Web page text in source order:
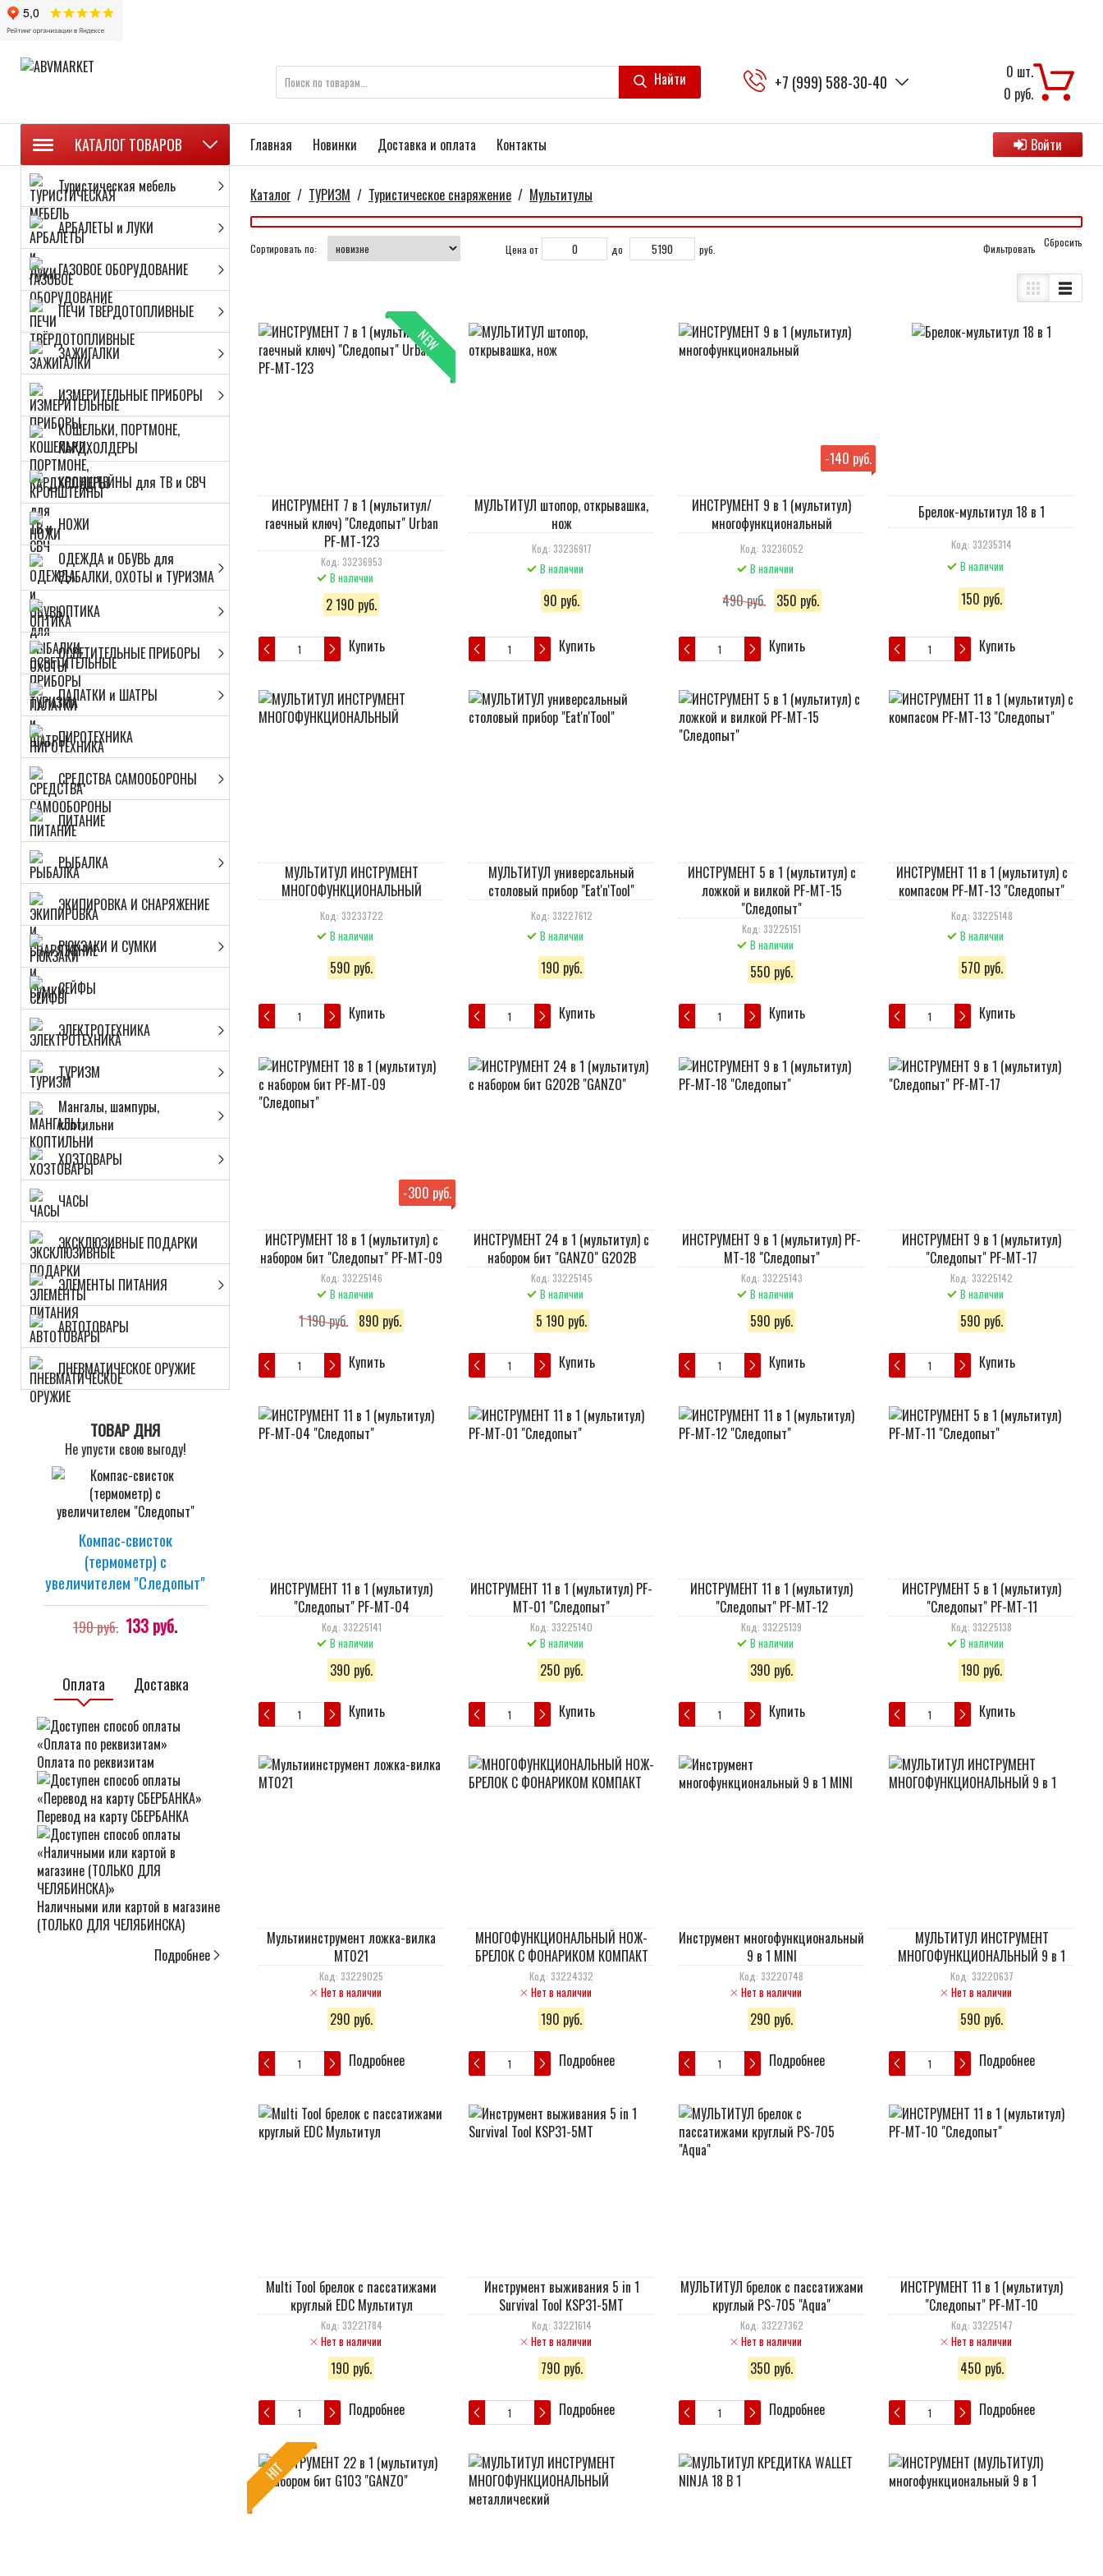
Найти +7 (999) 588-30-40 0 шт.
0 руб.
КАТАЛОГ ТОВАРОВ
Туристическая мебель
АРБАЛЕТЫ и ЛУКИ
ГАЗОВОЕ ОБОРУДОВАНИЕ
ПЕЧИ ТВЁРДОТОПЛИВНЫЕ
ЗАЖИГАЛКИ
ИЗМЕРИТЕЛЬНЫЕ ПРИБОРЫ
КОШЕЛЬКИ, ПОРТМОНЕ,
КАРДХОЛДЕРЫ
КРОНШТЕЙНЫ для ТВ и СВЧ
НОЖИ
ОДЕЖДА и ОБУВЬ для
РЫБАЛКИ, ОХОТЫ и ТУРИЗМА
ОПТИКА
ОСВЕТИТЕЛЬНЫЕ ПРИБОРЫ
ПАЛАТКИ и ШАТРЫ
ПИРОТЕХНИКА
СРЕДСТВА САМООБОРОНЫ
ПИТАНИЕ
РЫБАЛКА
ЭКИПИРОВКА И СНАРЯЖЕНИЕ
РЮКЗАКИ И СУМКИ
СЕЙФЫ
ЭЛЕКТРОТЕХНИКА
ТУРИЗМ
Мангалы, шампуры,
коптильни
ХОЗТОВАРЫ
ЧАСЫ
ЭКСКЛЮЗИВНЫЕ ПОДАРКИ
ЭЛЕМЕНТЫ ПИТАНИЯ
АВТОТОВАРЫ
ПНЕВМАТИЧЕСКОЕ ОРУЖИЕ
ТОВАР ДНЯ
Не упусти свою выгоду!
Компас-свисток
(термометр) с
увеличителем "Cледопыт"
190 руб. 133 руб.
Оплата Доставка
Оплата по реквизитам
Перевод на карту СБЕРБАНКА
Наличными или картой в магазине
(ТОЛЬКО ДЛЯ ЧЕЛЯБИНСКА)
Подробнее
Главная Новинки Доставка и оплата Контакты Войти
Каталог / ТУРИЗМ / Туристическое снаряжение / Мультитулы
Сортировать по: Цена от до руб. Cбросить
NEW
ИНСТРУМЕНТ 7 в 1 (мультитул/
гаечный ключ) "Следопыт" Urban
PF-MT-123
Код: 33236953
В наличии
2 190 руб.
Купить
МУЛЬТИТУЛ штопор, открывашка,
нож
Код: 33236917
В наличии
90 руб.
Купить
-140 руб.
ИНСТРУМЕНТ 9 в 1 (мультитул)
многофункциональный
Код: 33236052
В наличии
490 руб. 350 руб.
Купить
Брелок-мультитул 18 в 1
Код: 33235314
В наличии
150 руб.
Купить
МУЛЬТИТУЛ ИНСТРУМЕНТ
МНОГОФУНКЦИОНАЛЬНЫЙ
Код: 33233722
В наличии
590 руб.
Купить
МУЛЬТИТУЛ универсальный
столовый прибор "Eat'n'Tool"
Код: 33227612
В наличии
190 руб.
Купить
ИНСТРУМЕНТ 5 в 1 (мультитул) с
ложкой и вилкой PF-MT-15
"Следопыт"
Код: 33225151
В наличии
550 руб.
Купить
ИНСТРУМЕНТ 11 в 1 (мультитул) с
компасом PF-MT-13 "Следопыт"
Код: 33225148
В наличии
570 руб.
Купить
-300 руб.
ИНСТРУМЕНТ 18 в 1 (мультитул) с
набором бит "Следопыт" PF-MT-09
Код: 33225146
В наличии
1 190 руб. 890 руб.
Купить
ИНСТРУМЕНТ 24 в 1 (мультитул) с
набором бит "GANZO" G202B
Код: 33225145
В наличии
5 190 руб.
Купить
ИНСТРУМЕНТ 9 в 1 (мультитул) PF-
MT-18 "Следопыт"
Код: 33225143
В наличии
590 руб.
Купить
ИНСТРУМЕНТ 9 в 1 (мультитул)
"Следопыт" PF-MT-17
Код: 33225142
В наличии
590 руб.
Купить
ИНСТРУМЕНТ 11 в 1 (мультитул)
"Следопыт" PF-MT-04
Код: 33225141
В наличии
390 руб.
Купить
ИНСТРУМЕНТ 11 в 1 (мультитул) PF-
MT-01 "Следопыт"
Код: 33225140
В наличии
250 руб.
Купить
ИНСТРУМЕНТ 11 в 1 (мультитул)
"Следопыт" PF-MT-12
Код: 33225139
В наличии
390 руб.
Купить
ИНСТРУМЕНТ 5 в 1 (мультитул)
"Следопыт" PF-MT-11
Код: 33225138
В наличии
190 руб.
Купить
Мультиинструмент ложка-вилка
MT021
Код: 33229025
Нет в наличии
290 руб.
Подробнее
МНОГОФУНКЦИОНАЛЬНЫЙ НОЖ-
БРЕЛОК С ФОНАРИКОМ КОМПАКТ
Код: 33224332
Нет в наличии
190 руб.
Подробнее
Инструмент многофункциональный
9 в 1 MINI
Код: 33220748
Нет в наличии
290 руб.
Подробнее
МУЛЬТИТУЛ ИНСТРУМЕНТ
МНОГОФУНКЦИОНАЛЬНЫЙ 9 в 1
Код: 33220637
Нет в наличии
590 руб.
Подробнее
Multi Tool брелок c пассатижами
круглый EDC Мультитул
Код: 33221784
Нет в наличии
190 руб.
Подробнее
Инструмент выживания 5 in 1
Survival Tool KSP31-5MT
Код: 33221614
Нет в наличии
790 руб.
Подробнее
МУЛЬТИТУЛ брелок c пассатижами
круглый PS-705 "Aqua"
Код: 33227362
Нет в наличии
350 руб.
Подробнее
ИНСТРУМЕНТ 11 в 1 (мультитул)
"Следопыт" PF-MT-10
Код: 33225147
Нет в наличии
450 руб.
Подробнее
HIT